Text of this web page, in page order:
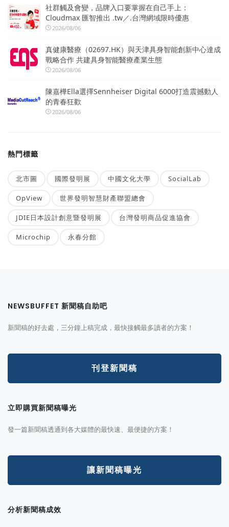
社群觸及會變，品牌入口要掌握在自己手上：
Cloudmax 匯智推出 .tw／.台灣網域限時優惠
2026/08/06
真健康醫療（02697.HK）與天津具身智能創新中心達成
戰略合作 共建具身智能醫療產業生態
2026/08/06
陳嘉樺Ella選擇Sennheiser Digital 6000打造震撼動人
的青春狂歡
2026/08/06
熱門標籤
北市圖 國際發明展 中國文化大學 SocialLab
OpView 世界發明智慧財產聯盟總會
JDIE日本設計創意暨發明展 台灣發明商品促進協會
Microchip 永春分館
NEWSBUFFET 新聞稿自助吧
新聞稿的好去處，三分鐘上稿完成，最快接觸最多讀者的方案！
刊登新聞稿
立即購買新聞稿曝光
發一篇新聞稿透通到各大媒體的最快速、最便捷的方案！
讓新聞稿曝光
分析新聞稿成效